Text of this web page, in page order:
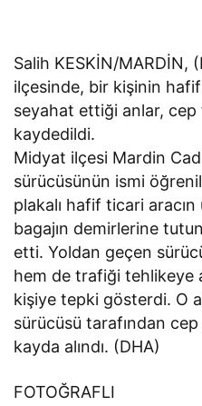
Salih KESKİN/MARDİN,
ilçesinde, bir kişinin
seyahat ettiği anlar, cep
kaydedildi.
Midyat ilçesi Mardin
sürücüsünün ismi
plakalı hafif ticari aracın
bagajın demirlerine
etti. Yoldan geçen
hem de trafiği tehlikeye
kişiye tepki gösterdi. O
sürücüsü tarafından
kayda alındı. (DHA)
FOTOĞRAFLI